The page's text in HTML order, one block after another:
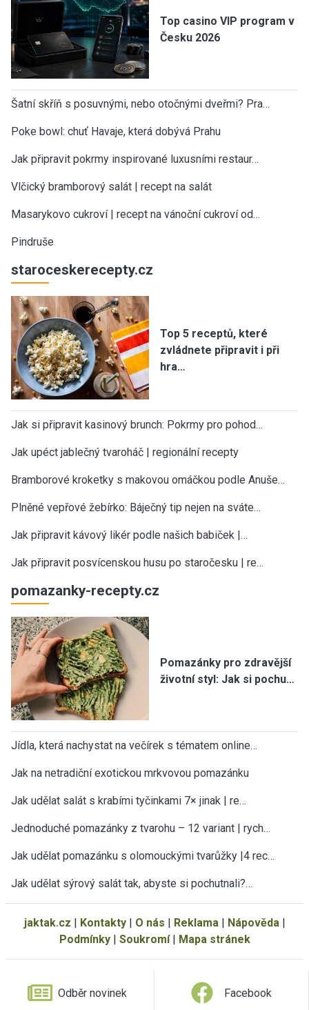
Top casino VIP program v
Česku 2026
Šatní skříň s posuvnými, nebo otočnými dveřmi? Pra…
Poke bowl: chuť Havaje, která dobývá Prahu
Jak připravit pokrmy inspirované luxusními restaur…
Vlčický bramborový salát | recept na salát
Masarykovo cukroví | recept na vánoční cukroví od…
Pindruše
staroceskerecepty.cz
Top 5 receptů, které
zvládnete připravit i při
hra…
Jak si připravit kasinový brunch: Pokrmy pro pohod…
Jak upéct jablečný tvaroháč | regionální recepty
Bramborové kroketky s makovou omáčkou podle Anuše…
Plněné vepřové žebírko: Báječný tip nejen na sváte…
Jak připravit kávový likér podle našich babiček |…
Jak připravit posvícenskou husu po staročesku | re…
pomazanky-recepty.cz
Pomazánky pro zdravější
životní styl: Jak si pochu…
Jídla, která nachystat na večírek s tématem online…
Jak na netradiční exotickou mrkvovou pomazánku
Jak udělat salát s krabími tyčinkami 7× jinak | re…
Jednoduché pomazánky z tvarohu – 12 variant | rych…
Jak udělat pomazánku s olomouckými tvarůžky |4 rec…
Jak udělat sýrový salát tak, abyste si pochutnali?…
jaktak.cz | Kontakty| O nás | Reklama | Nápověda |
Podmínky| Soukromí| Mapa stránek
Odběr novinek Facebook